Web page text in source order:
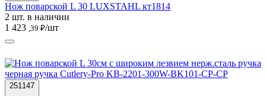
Нож поварской L 30 LUXSTAHL кт1814
2 шт. в наличии
1 423 ,39 ₽/шт
251147